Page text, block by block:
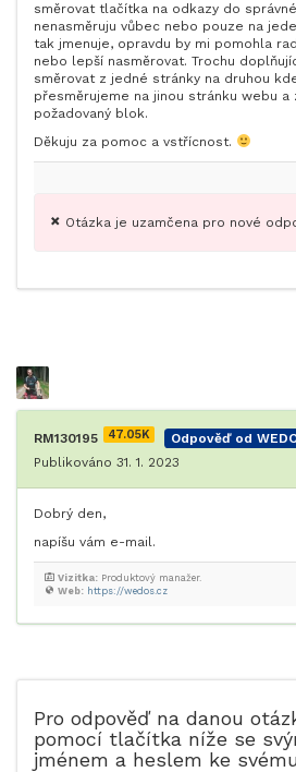
směrovat tlačítka na odkazy do
nenasměruju vůbec nebo pouze na
tak jmenuje, opravdu by mi pomohla
nebo lepší nasměrovat. Trochu
směrovat z jedné stránky na druhou
přesměrujeme na jinou stránku webu a
požadovaný blok.
Děkuju za pomoc a vstřícnost.
Otázka je uzamčena pro nové
RM130195 47.05K
Odpověď od
Publikováno 31. 1. 2023
Dobrý den,
napíšu vám e-mail.
Web: https://wedos.cz
Vizitka: Produktový manažer.
Pro odpověď na danou
pomocí tlačítka níže se
jménem a heslem ke